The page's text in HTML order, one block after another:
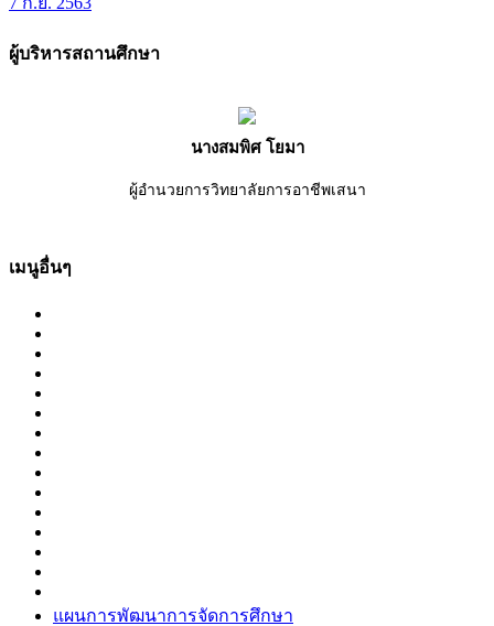
ผู้บริหารสถานศึกษา
นางสมพิศ โยมา
ผู้อำนวยการวิทยาลัยการอาชีพเสนา
เมนูอื่นๆ
แผนการพัฒนาการจัดการศึกษา